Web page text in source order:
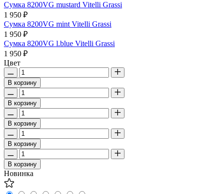
Сумка 8200VG mustard Vitelli Grassi
1 950 ₽
Сумка 8200VG mint Vitelli Grassi
1 950 ₽
Сумка 8200VG l.blue Vitelli Grassi
1 950 ₽
Цвет
В корзину
В корзину
В корзину
В корзину
В корзину
Новинка